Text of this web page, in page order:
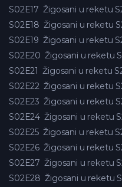
S02E17 Žigosani u reketu
S02E18 Žigosani u reketu
S02E19 Žigosani u reketu
S02E20 Žigosani u reketu
S02E21 Žigosani u reketu
S02E22 Žigosani u reketu
S02E23 Žigosani u reketu
S02E24 Žigosani u reketu
S02E25 Žigosani u reketu
S02E26 Žigosani u reketu
S02E27 Žigosani u reketu
S02E28 Žigosani u reketu